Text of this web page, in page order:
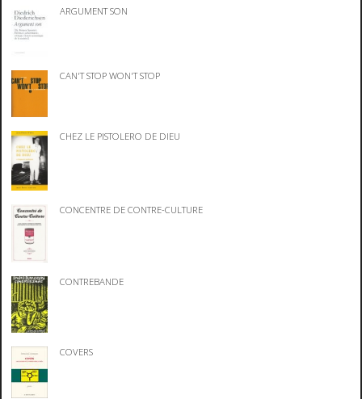
ARGUMENT SON
CAN'T STOP WON'T STOP
CHEZ LE PISTOLERO DE DIEU
CONCENTRE DE CONTRE-CULTURE
CONTREBANDE
COVERS